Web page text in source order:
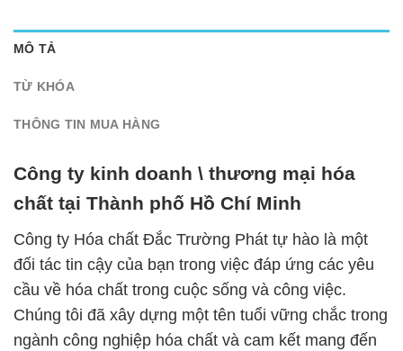
MÔ TẢ
TỪ KHÓA
THÔNG TIN MUA HÀNG
Công ty kinh doanh \ thương mại hóa
chất tại Thành phố Hồ Chí Minh
Công ty Hóa chất Đắc Trường Phát tự hào là một
đối tác tin cậy của bạn trong việc đáp ứng các yêu
cầu về hóa chất trong cuộc sống và công việc.
Chúng tôi đã xây dựng một tên tuổi vững chắc trong
ngành công nghiệp hóa chất và cam kết mang đến